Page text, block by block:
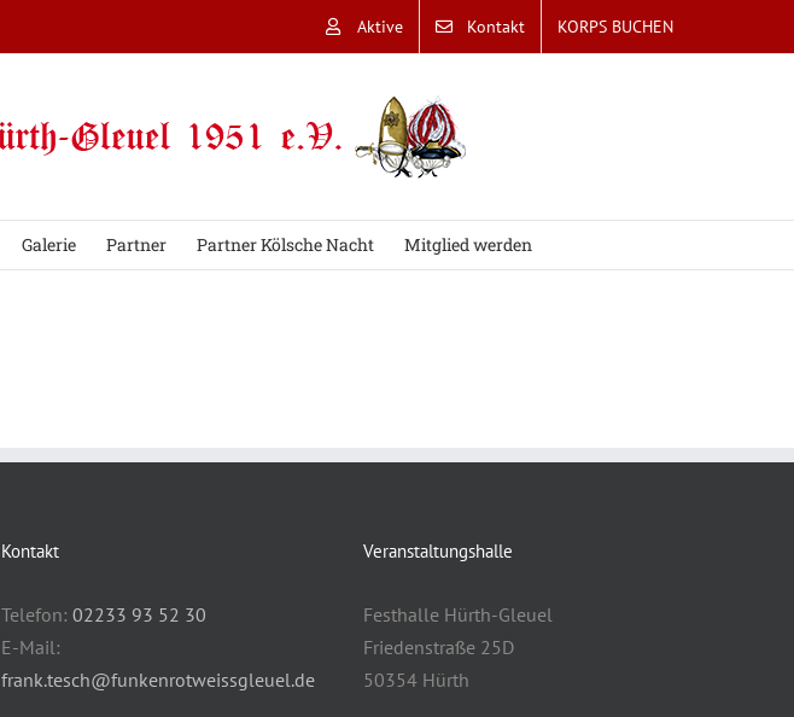
Aktive Kontakt KORPS BUCHEN
Galerie Partner Partner Kölsche Nacht Mitglied werden
Kontakt
Telefon: 02233 93 52 30
E-Mail:
frank.tesch@funkenrotweissgleuel.de
Veranstaltungshalle
Festhalle Hürth-Gleuel
Friedenstraße 25D
50354 Hürth